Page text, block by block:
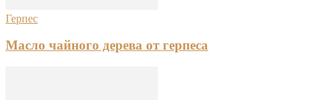
Герпес
Масло чайного дерева от герпеса